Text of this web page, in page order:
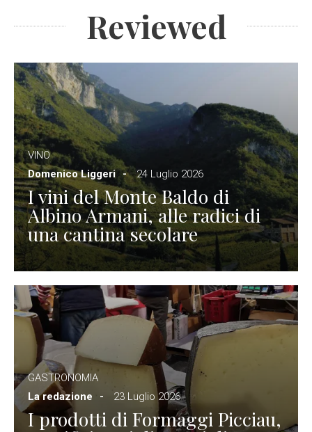
Reviewed
VINO
Domenico Liggeri
24 Luglio 2026
I vini del Monte Baldo di
Albino Armani, alle radici di
una cantina secolare
GASTRONOMIA
La redazione
23 Luglio 2026
I prodotti di Formaggi Picciau,